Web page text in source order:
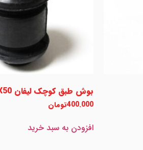
بوش طبق کوچک لیفان X50
400.000تومان
افزودن به سبد خرید